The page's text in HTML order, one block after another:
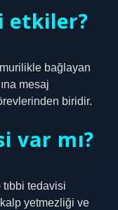
etkiler?
bağlayan
mesaj
biridir.
var mı?
tedavisi
yetmezliği ve